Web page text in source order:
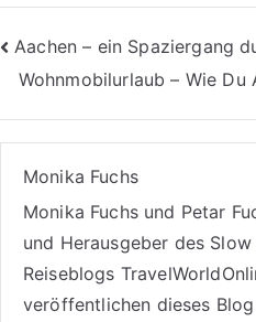
Aachen – ein Spaziergang
Wohnmobilurlaub – Wie
Monika Fuchs
Monika Fuchs und Petar
und Herausgeber des
Reiseblogs
veröffentlichen dieses